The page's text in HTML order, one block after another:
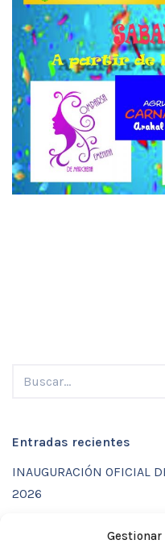
Entradas recientes
INAUGURACIÓN OFICIAL
2026